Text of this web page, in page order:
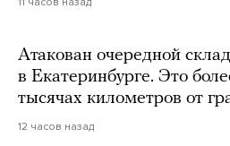
Атакован очередной
в Екатеринбурге. Это
тысячах километров от
12 часов назад